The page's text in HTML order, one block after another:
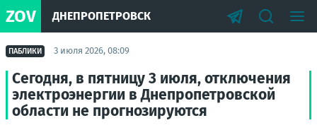
ZOV ДНЕПРОПЕТРОВСК
ПАБЛИКИ 3 июля 2026, 08:09
Сегодня, в пятницу 3 июля, отключения
электроэнергии в Днепропетровской
области не прогнозируются